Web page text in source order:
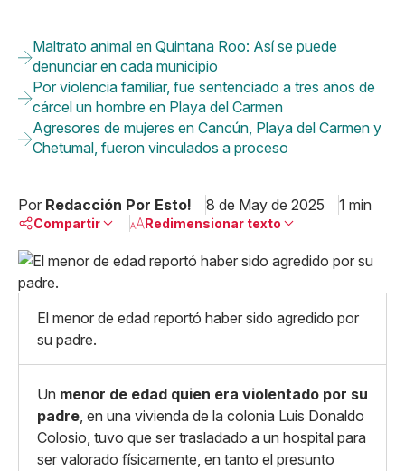
Maltrato animal en Quintana Roo: Así se puede
denunciar en cada municipio
Por violencia familiar, fue sentenciado a tres años de
cárcel un hombre en Playa del Carmen
Agresores de mujeres en Cancún, Playa del Carmen y
Chetumal, fueron vinculados a proceso
Por Redacción Por Esto! 8 de May de 2025 1 min
Compartir
X
Whatsapp
Copiar enlace
Redimensionar texto
Grande
El menor de edad reportó haber sido agredido por
su padre.
Un menor de edad quien era violentado por su
padre, en una vivienda de la colonia Luis Donaldo
Colosio, tuvo que ser trasladado a un hospital para
ser valorado físicamente, en tanto el presunto